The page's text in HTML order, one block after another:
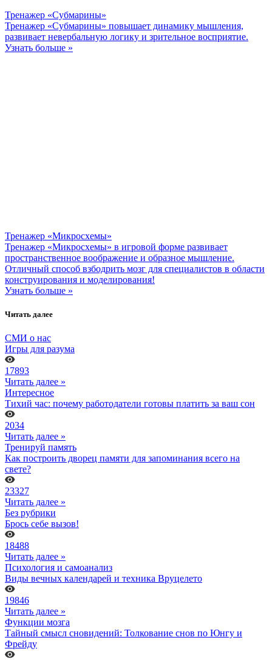
Тренажер «Субмарины»
Тренажер «Субмарины» повышает динамику мышления,
развивает невербальную логику и зрительное восприятие.
Узнать больше »
Тренажер «Микросхемы»
Тренажер «Микросхемы» в игровой форме развивает
пространственное воображение и образное мышление.
Отличный способ взбодрить мозг для специалистов в области
конструирования и моделирования!
Узнать больше »
Читать далее
СМИ о нас
Игры для разума
17893
Читать далее »
Интересное
Тихий час: почему работодатели готовы платить за ваш сон
2034
Читать далее »
Тренируй память
Как построить дворец памяти для запоминания всего на
свете?
23327
Читать далее »
Без рубрики
Брось себе вызов!
18488
Читать далее »
Психология и самоанализ
Виды вечных календарей и техника Вруцелето
19846
Читать далее »
Функции мозга
Тайный смысл сновидений: Толкование снов по Юнгу и
Фрейду